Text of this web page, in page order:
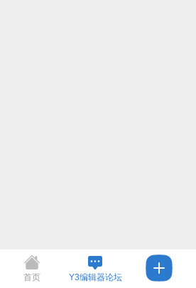
首页 Y3编辑器论坛